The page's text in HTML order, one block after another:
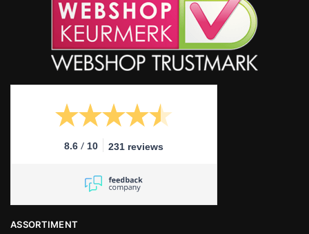
8.6 / 10 231 reviews
ASSORTIMENT